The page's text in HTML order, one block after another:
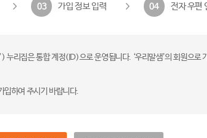
03 가입 정보 입력 04 전자 우편
누리집은 통합 계정(ID)으로 운영됩니다. ‘우리말샘’의 회원으
입하여 주시기 바랍니다.